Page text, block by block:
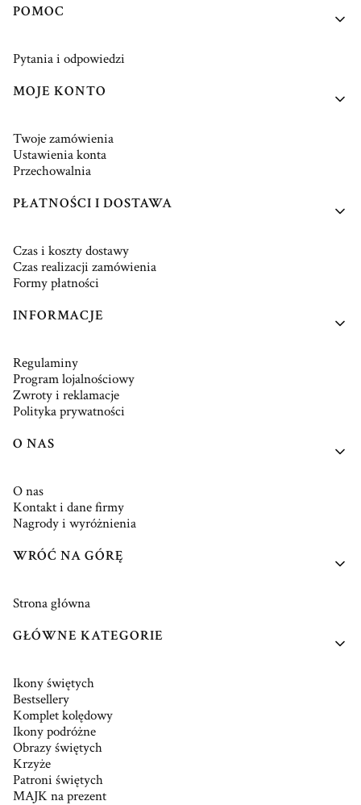
Linki w stopce
POMOC
Pytania i odpowiedzi
MOJE KONTO
Twoje zamówienia
Ustawienia konta
Przechowalnia
PŁATNOŚCI I DOSTAWA
Czas i koszty dostawy
Czas realizacji zamówienia
Formy płatności
INFORMACJE
Regulaminy
Program lojalnościowy
Zwroty i reklamacje
Polityka prywatności
O NAS
O nas
Kontakt i dane firmy
Nagrody i wyróżnienia
WRÓĆ NA GÓRĘ
Strona główna
GŁÓWNE KATEGORIE
Ikony świętych
Bestsellery
Komplet kolędowy
Ikony podróżne
Obrazy świętych
Krzyże
Patroni świętych
MAJK na prezent